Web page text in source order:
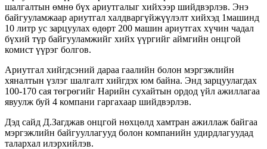
шалгалтын өмнө бүх ариутгалыг хийхээр шийдвэрлэв. Энэ
байгууламжаар ариутгал халдваргүйжүүлэлт хийхэд 1машинд
10 литр ус зарцуулах өдөрт 200 машин ариутгах хүчин чадал
бүхий түр байгууламжийг хийх үүргийг аймгийн онцгой
комист үүрэг болгов.
Ариутгал хийгдсэний дараа гаалийн болон мэргэжлийн
хяналтын үзлэг шалгалт хийгдэх юм байна. Энд зарцуулагдах
100-170 сая төгрөгийг Нарийн сухайтын ордод үйл ажиллагаа
явуулж буй 4 компани гаргахаар шийдвэрлэв.
Дэд сайд Д.Загджав онцгой нөхцөлд хамтран ажиллаж байгаа
мэргэжлийн байгууллагууд болон компанийн удирдлагуудад
талархал илэрхийлэв.